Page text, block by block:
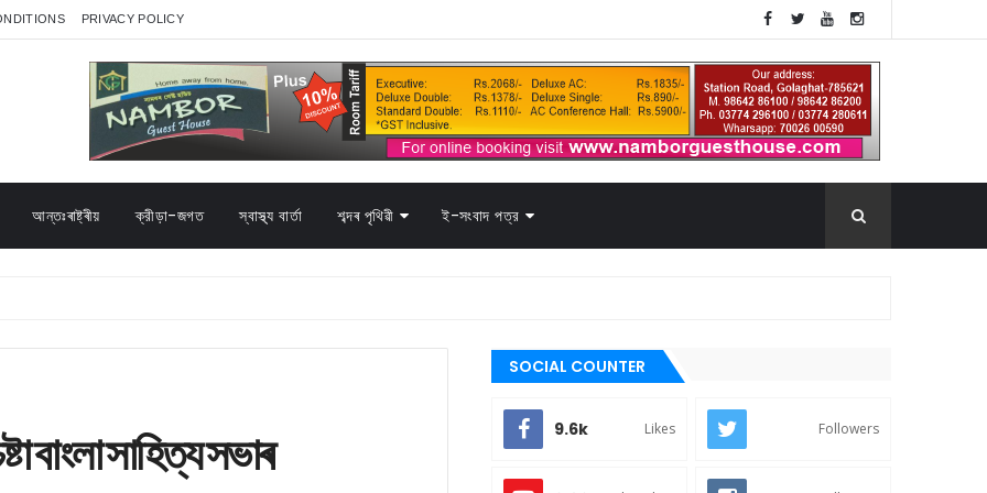
PRIVACY POLICY
আন্তঃৰাষ্ট্ৰীয় ক্রীড়া-জগত স্বাস্থ্য বাৰ্তা শব্দৰ পৃথিৱী ই-সংবাদ পত্র
বাংলা সাহিত্য সভাৰ
SOCIAL COUNTER
9.6k Likes Followers